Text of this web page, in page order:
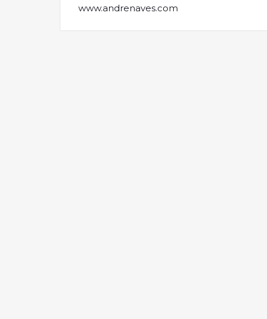
www.andrenaves.com